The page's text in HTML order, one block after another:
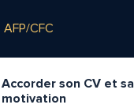
CFC
Accorder son CV et
motivation